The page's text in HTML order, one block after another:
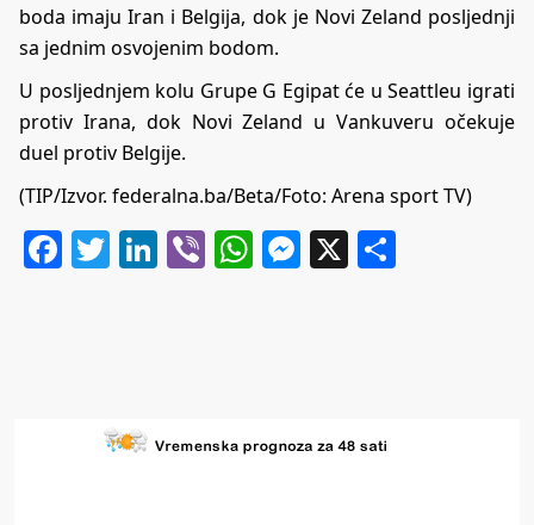
boda imaju Iran i Belgija, dok je Novi Zeland posljednji
sa jednim osvojenim bodom.
U posljednjem kolu Grupe G Egipat će u Seattleu igrati
protiv Irana, dok Novi Zeland u Vankuveru očekuje
duel protiv Belgije.
(TIP/Izvor. federalna.ba/Beta/Foto: Arena sport TV)
Facebook
Twitter
LinkedIn
ViberWhatsApp
Messenger
X